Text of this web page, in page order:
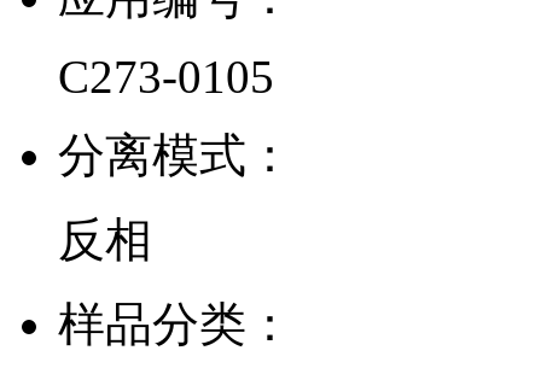
C273-0105
分离模式：
反相
样品分类：